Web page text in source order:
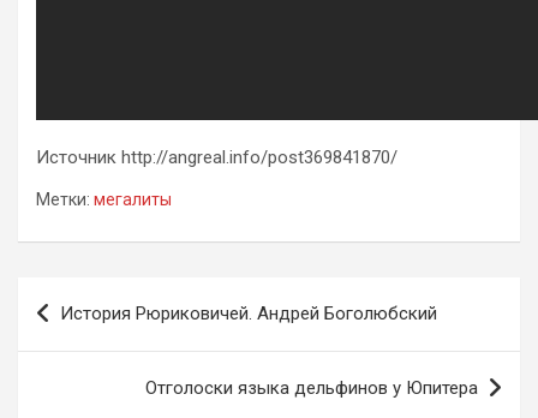
Источник http://angreal.info/post369841870/
Метки: мегалиты
Навигация
по
История Рюриковичей. Андрей Боголюбский
Отголоски языка дельфинов у Юпитера